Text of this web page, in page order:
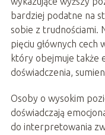
bardziej podatne na
sobie z trudnościami.
pięciu głównych cech
który obejmuje także
doświadczenia,
Osoby o wysokim
doświadczają
do interpretowania